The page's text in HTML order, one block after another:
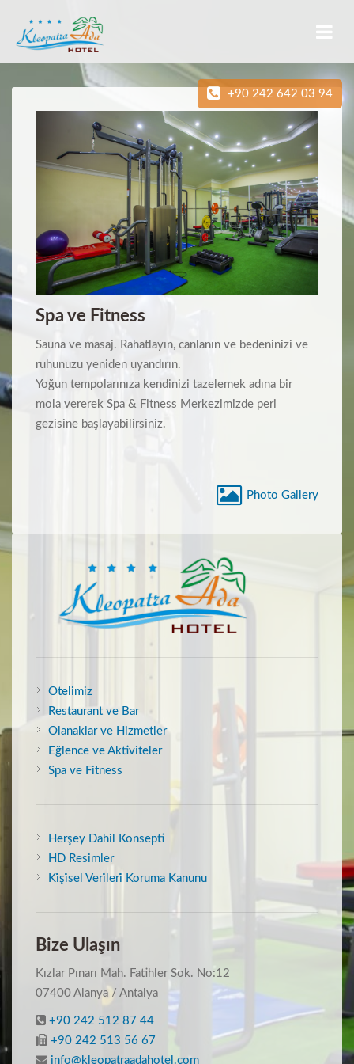
+90 242 642 03 94
Spa ve Fitness
Sauna ve masaj. Rahatlayın, canlanın ve bedeninizi ve
ruhunuzu yeniden uyandırın.
Yoğun tempolarınıza kendinizi tazelemek adına bir
mola vererek Spa & Fitness Merkezimizde peri
gezisine başlayabilirsiniz.
Photo Gallery
Otelimiz
Restaurant ve Bar
Olanaklar ve Hizmetler
Eğlence ve Aktiviteler
Spa ve Fitness
Herşey Dahil Konsepti
HD Resimler
Ki̇şi̇sel Veri̇leri̇ Koruma Kanunu
Bize Ulaşın
Kızlar Pınarı Mah. Fatihler Sok. No:12
07400 Alanya / Antalya
+90 242 512 87 44
+90 242 513 56 67
info@kleopatraadahotel.com